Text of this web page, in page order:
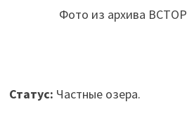
Фото из архива
Статус: Частные озера.